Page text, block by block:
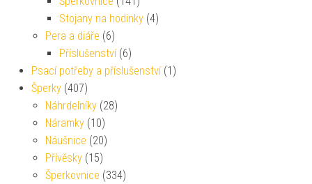
Stojany na hodinky (4)
Pera a diáře (6)
Příslušenství (6)
Psací potřeby a příslušenství (1)
Šperky (407)
Náhrdelníky (28)
Náramky (10)
Náušnice (20)
Přívěsky (15)
Šperkovnice (334)